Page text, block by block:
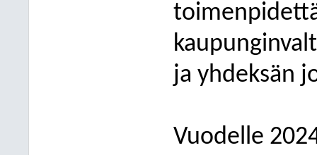
ja yhdeksän
Vuodelle